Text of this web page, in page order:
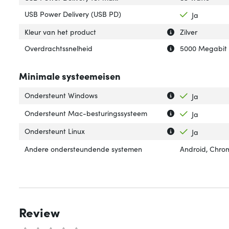
USB Power Delivery (USB PD)
Ja
Uitleg over
Verberg uitleg
Kleur van het product
Zilver
Uitleg over
Verberg uitleg
Overdrachtssnelheid 5000 Megabit
Minimale systeemeisen
Uitleg over
Verberg uitleg
Ondersteunt Windows
Ja
Uitleg over
Verberg uitleg
Ondersteunt Mac-besturingssysteem
Ja
Uitleg over
Verberg uitleg
Ondersteunt Linux
Ja
Andere ondersteundende systemen
Android,
Review